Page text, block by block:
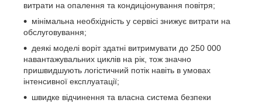
витрати на опалення та кондиціонування повітря;
мінімальна необхідність у сервісі знижує витрати на
обслуговування;
деякі моделі воріт здатні витримувати до 250 000
навантажувальних циклів на рік, тож значно
пришвидшують логістичний потік навіть в умовах
інтенсивної експлуатації;
швидке відчинення та власна система безпеки